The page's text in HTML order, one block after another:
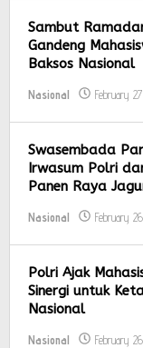
Sambut
Gandeng
Baksos Nasional
Nasional February
Swasembada
Irwasum Polri
Panen Raya
Nasional February
Polri Ajak
Sinergi untuk
Nasional
Nasional February